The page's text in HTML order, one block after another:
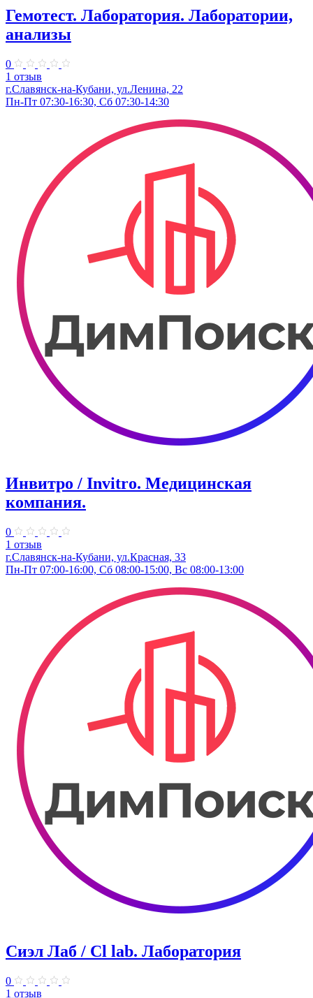
Гемотест. ​Лаборатория. Лаборатории,
анализы
0
1 отзыв
г.Славянск-на-Кубани, ул.​Ленина, 22​
Пн-Пт 07:30-16:30, Сб 07:30-14:30
Инвитро / Invitro. ​Медицинская
компания.
0
1 отзыв
г.Славянск-на-Кубани, ул.​Красная, 33​
Пн-Пт 07:00-16:00, Сб 08:00-15:00, Вс 08:00-13:00
Сиэл Лаб / Cl lab. Лаборатория
0
1 отзыв